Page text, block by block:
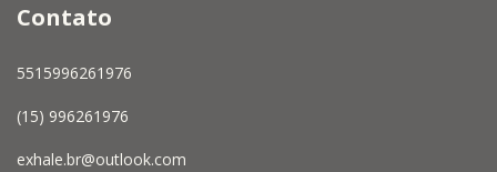
Contato
5515996261976
(15) 996261976
exhale.br@outlook.com